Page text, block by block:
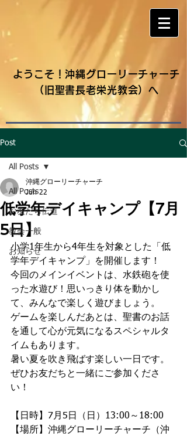
ようこそ！沖縄グローリーチャーチ
（旧聖書長老栄光教会）へ
Post
All Posts
お友だち伝道
教会一般
お知らせ
All Posts
低学年デイキャンプ【7月
5日】
沖縄グローリーチャーチ
Jun 22
小学1年生から4年生を対象とした「低
学年デイキャンプ」を開催します！
今回のメインイベントは、水鉄砲を使
った水遊び！思いっきり体を動かし
て、みんなで楽しく遊びましょう。
ゲームを楽しんだあとは、聖書のお話
を通して心が元気になるスペシャルタ
イムもあります。
暑い夏を吹き飛ばす楽しい一日です。
ぜひお友だちと一緒にご参加くださ
い！
【日時】7月5日（日）13:00～18:00
【場所】沖縄グローリーチャーチ（沖